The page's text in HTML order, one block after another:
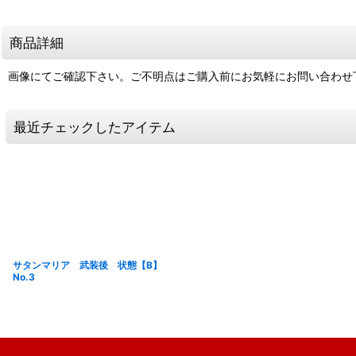
商品詳細
画像にてご確認下さい。ご不明点はご購入前にお気軽にお問い合わせ
最近チェックしたアイテム
サタンマリア 武装後 状態【B】
No.3